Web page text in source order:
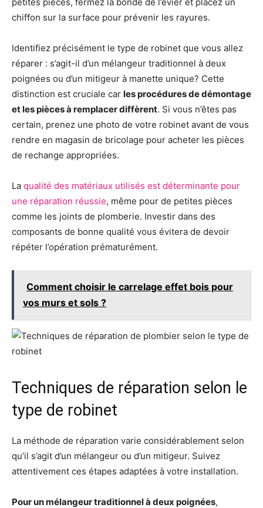
chiffon sur la surface pour prévenir les rayures.
Identifiez précisément le type de robinet que vous allez
réparer : s’agit-il d’un mélangeur traditionnel à deux
poignées ou d’un mitigeur à manette unique? Cette
distinction est cruciale car les procédures de démontage
et les pièces à remplacer diffèrent. Si vous n’êtes pas
certain, prenez une photo de votre robinet avant de vous
rendre en magasin de bricolage pour acheter les pièces
de rechange appropriées.
La qualité des matériaux utilisés est déterminante pour
une réparation réussie, même pour de petites pièces
comme les joints de plomberie. Investir dans des
composants de bonne qualité vous évitera de devoir
répéter l’opération prématurément.
Comment choisir le carrelage effet bois pour
vos murs et sols ?
Techniques de réparation selon le
type de robinet
La méthode de réparation varie considérablement selon
qu’il s’agit d’un mélangeur ou d’un mitigeur. Suivez
attentivement ces étapes adaptées à votre installation.
Pour un mélangeur traditionnel à deux poignées,